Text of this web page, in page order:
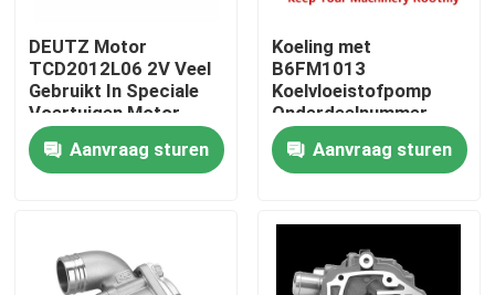
Huis
Video's
DEUTZ Motor
TCD2012L06 2V Veel
Gebruikt In Speciale
Voertuigen Motor
Koelvloeistofpomp
Onderdeel Nummer
02937441 B6FM1013
Aanvraag sturen
Koeling met
B6FM1013
Koelvloeistofpomp
Onderdeelnummer
02937441 Houdt Uw
Machines Soepel
Draaiend
Aanvraag sturen